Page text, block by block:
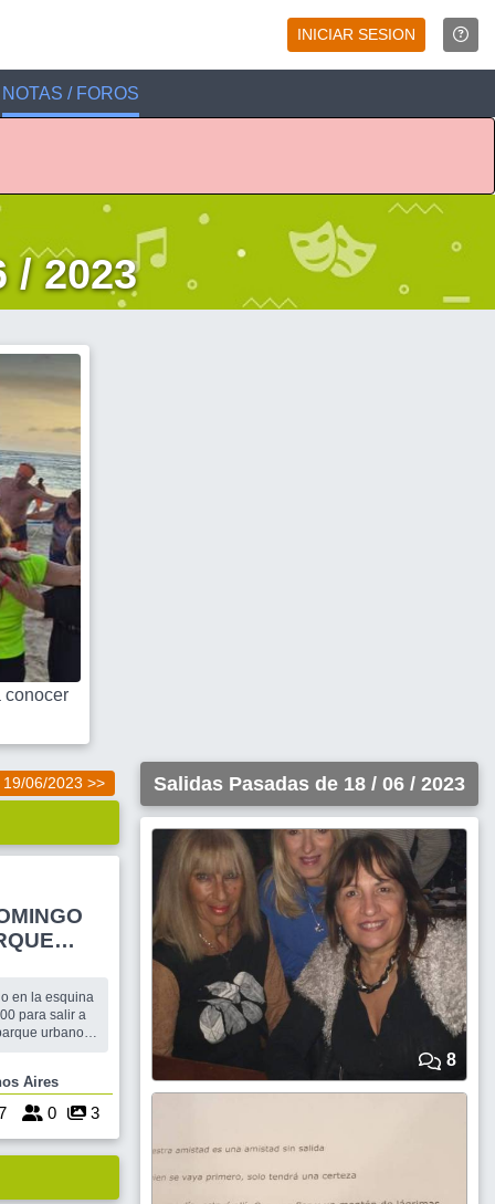
INICIAR SESION
NOTAS / FOROS
/ 2023
conocer
19/06/2023 >>
en la esquina
para salir a
urbano
caracteristica
Aires
0 3
Salidas Pasadas de 18 / 06 / 2023
8